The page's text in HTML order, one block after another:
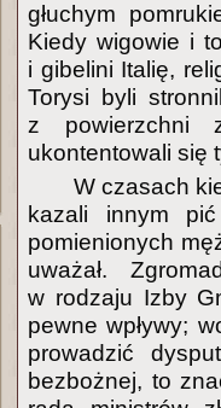
głuchym
Kiedy wigowie i
i gibelini Italię,
Torysi byli
z powierzchni
ukontentowali się
W czasach
kazali innym
pomienionych
uważał.
w rodzaju Izby
pewne wpływy;
prowadzić
bezbożnej, to